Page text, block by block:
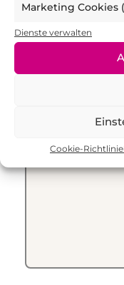
Marketing Cookies
Dienste verwalten
Cookie-Richtlinie
Nein
Sonstige